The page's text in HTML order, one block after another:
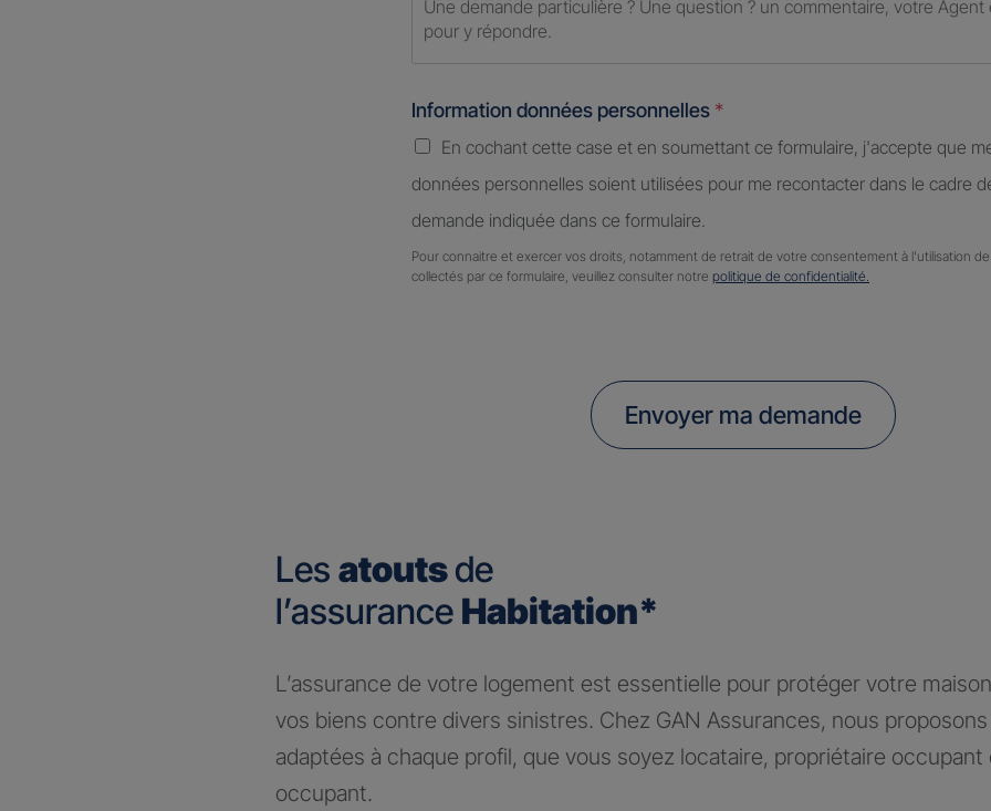
Information données personnelles *
En cochant cette case et en soumettant ce formulaire, j'accepte que
données personnelles soient utilisées pour me recontacter dans le cadre
demande indiquée dans ce formulaire.
Pour connaitre et exercer vos droits, notamment de retrait de votre consentement à l'utilisation
collectés par ce formulaire, veuillez consulter notre politique de confidentialité.
Envoyer ma demande
Les atoutsde
l’assurance Habitation*
​L’assurance de votre logement est essentielle pour protéger votre
vos biens contre divers sinistres. Chez GAN Assurances, nous
adaptées à chaque profil, que vous soyez locataire, propriétaire
occupant.